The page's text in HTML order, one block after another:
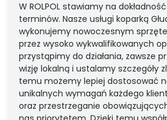
W ROLPOL stawiamy na
terminów. Nasze usługi koparką
wykonujemy nowoczesnym
przez wysoko wykwalifikowanych
przystąpimy do działania, zawsze
wizję lokalną i ustalamy szczegóły
temu możemy lepiej dostosować
unikalnych wymagań każdego
oraz przestrzeganie